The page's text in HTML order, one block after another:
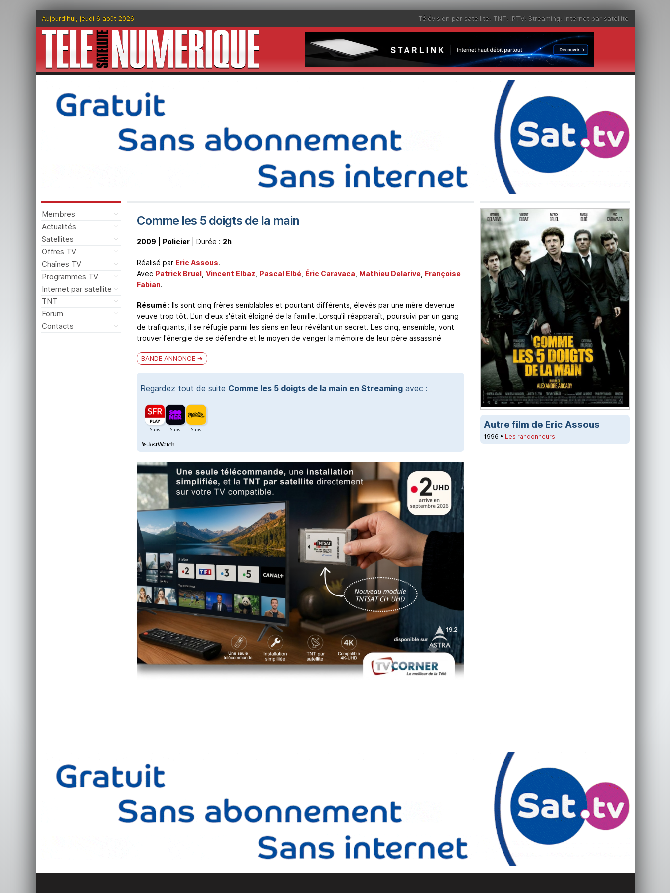
Aujourd'hui, jeudi 6 août 2026 Télévision par satellite, TNT, IPTV, Streaming, Internet par satellite
Membres
Actualités
Satellites
Offres TV
Chaînes TV
Programmes TV
Internet par satellite
TNT
Forum
Contacts
Comme les 5 doigts de la main
2009 Policier| Durée : 2h
Réalisé par Eric Assous.
Avec Patrick Bruel, Vincent Elbaz Pascal Elbé, Éric Caravaca Mathieu Delarive, Françoise
Fabian.
Résumé : Ils sont cinq frères semblables et pourtant différents, élevés par une mère devenue
veuve trop tôt. L'un d'eux s'était éloigné de la famille. Lorsqu'il réapparaît, poursuivi par un gang
de trafiquants, il se réfugie parmi les siens en leur révélant un secret. Les cinq, ensemble, vont
trouver l'énergie de se défendre et le moyen de venger la mémoire de leur père assassiné
BANDE ANNONCE
Regardez tout de suite Comme les 5 doigts de la main en Streamingavec :
Autre film de Eric Assous
1996 • Les randonneurs